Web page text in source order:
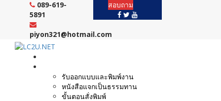
089-619-
5891
piyon321@hotmail.com
สอบถาม
รับออกแบบและพิมพ์งาน
หนังสือแจกเป็นธรรมทาน
ขั้นตอนสั่งพิมพ์